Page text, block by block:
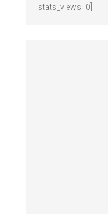
stats_views=0]